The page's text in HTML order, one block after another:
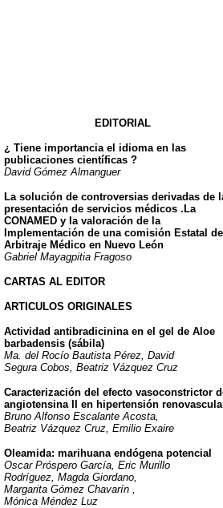
EDITORIAL
¿ Tiene importancia el idioma en las
publicaciones científicas ?
David Gómez Almanguer
La solución de controversias derivadas de
presentación de servicios médicos .La
CONAMED y la valoración de la
Implementación de una comisión Estatal de
Arbitraje Médico en Nuevo León
Gabriel Mayagpitia Fragoso
CARTAS AL EDITOR
ARTICULOS ORIGINALES
Actividad antibradicinina en el gel de Aloe
barbadensis (sábila)
Ma. del Rocío Bautista Pérez, David
Segura Cobos, Beatriz Vázquez Cruz
Caracterización del efecto vasoconstrictor
angiotensina II en hipertensión
Bruno Alfonso Escalante Acosta,
Beatriz Vázquez Cruz, Emilio Exaire
Oleamida: marihuana endógena potencial
Oscar Próspero García, Eric Murillo
Rodríguez, Magda Giordano,
Margarita Gómez Chavarín ,
Mónica Méndez Luz